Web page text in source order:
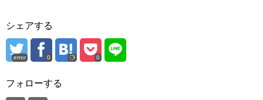
シェアする
error 0 0
フォローする